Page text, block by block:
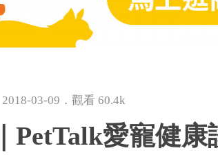
2018-03-09．觀看 60.4k
PetTalk愛寵健康